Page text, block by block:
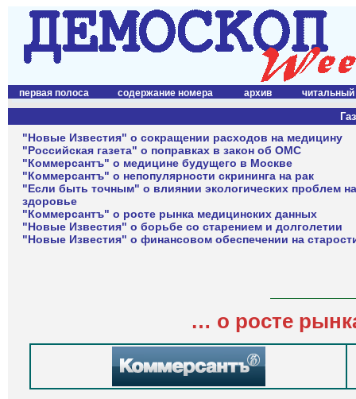
первая полоса содержание номера архив читальный
"Новые Известия" о сокращении расходов на медицину
"Российская газета" о поправках в закон об ОМС
"Коммерсантъ" о медицине будущего в Москве
"Коммерсантъ" о непопулярности скрининга на рак
"Если быть точным" о влиянии экологических проблем на
здоровье
"Коммерсантъ" о росте рынка медицинских данных
"Новые Известия" о борьбе со старением и долголетии
"Новые Известия" о финансовом обеспечении на
… о росте